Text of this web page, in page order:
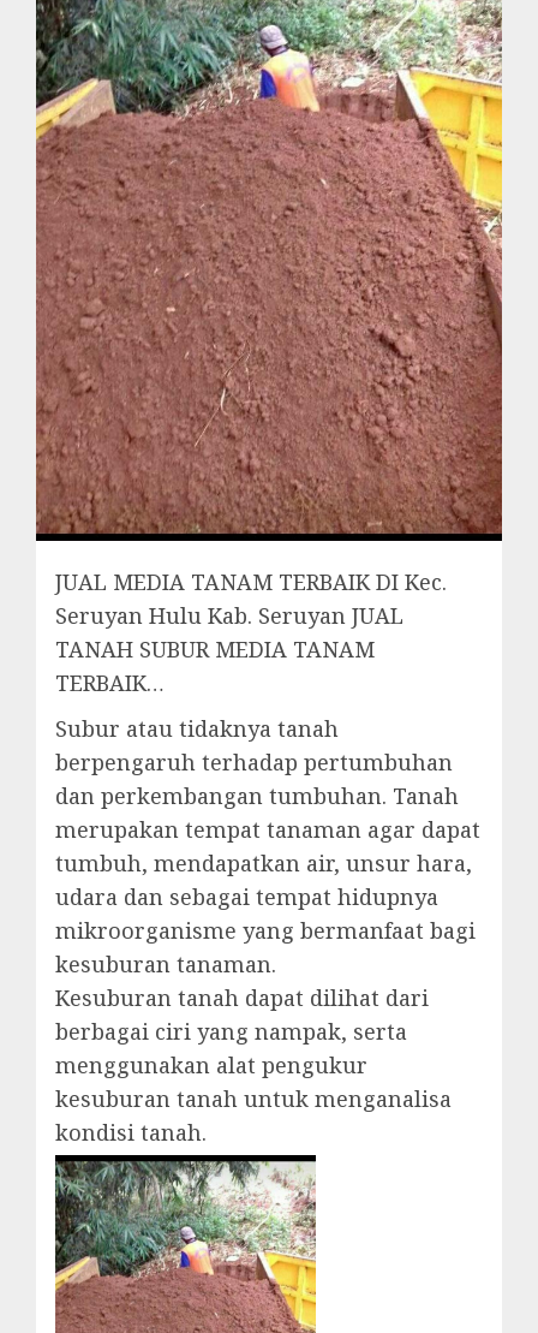
JUAL MEDIA TANAM TERBAIK DI Kec.
Seruyan Hulu Kab. Seruyan JUAL
TANAH SUBUR MEDIA TANAM
TERBAIK…
Subur atau tidaknya tanah
berpengaruh terhadap pertumbuhan
dan perkembangan tumbuhan. Tanah
merupakan tempat tanaman agar dapat
tumbuh, mendapatkan air, unsur hara,
udara dan sebagai tempat hidupnya
mikroorganisme yang bermanfaat bagi
kesuburan tanaman.
Kesuburan tanah dapat dilihat dari
berbagai ciri yang nampak, serta
menggunakan alat pengukur
kesuburan tanah untuk menganalisa
kondisi tanah.